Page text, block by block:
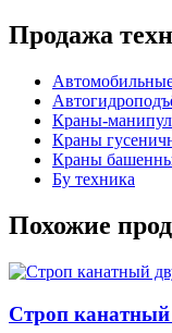
Продажа
Краны-
Краны
Краны
Бу техника
Похожие
Строп канатный